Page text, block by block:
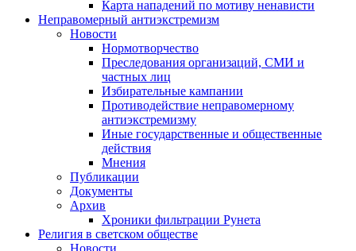
Карта нападений по мотиву ненависти
Неправомерный антиэкстремизм
Новости
Нормотворчество
Преследования организаций, СМИ и
частных лиц
Избирательные кампании
Противодействие неправомерному
антиэкстремизму
Иные государственные и общественные
действия
Мнения
Публикации
Документы
Архив
Хроники фильтрации Рунета
Религия в светском обществе